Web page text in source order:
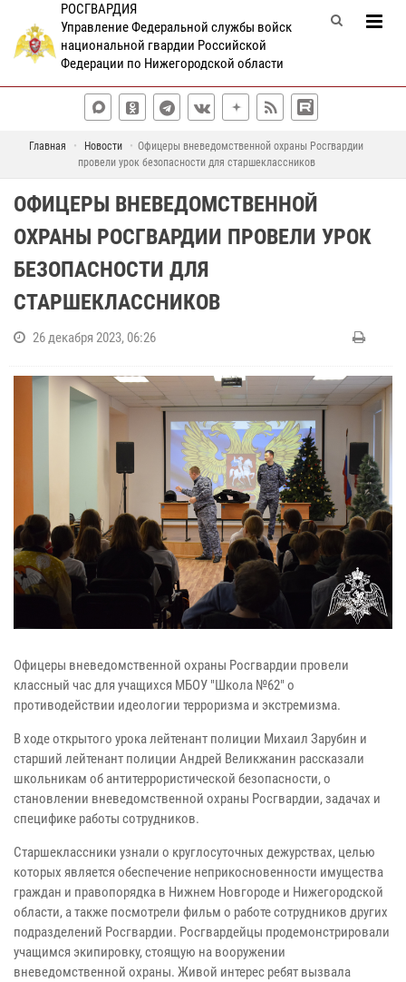
РОСГВАРДИЯ
Управление Федеральной службы войск
национальной гвардии Российской
Федерации по Нижегородской области
Главная Новости
Офицеры вневедомственной охраны Росгвардии
провели урок безопасности для старшеклассников
ОФИЦЕРЫ ВНЕВЕДОМСТВЕННОЙ
ОХРАНЫ РОСГВАРДИИ ПРОВЕЛИ УРОК
БЕЗОПАСНОСТИ ДЛЯ
СТАРШЕКЛАССНИКОВ
26 декабря 2023, 06:26
Офицеры вневедомственной охраны Росгвардии провели
классный час для учащихся МБОУ "Школа №62" о
противодействии идеологии терроризма и экстремизма.
В ходе открытого урока лейтенант полиции Михаил Зарубин и
старший лейтенант полиции Андрей Великжанин рассказали
школьникам об антитеррористической безопасности, о
становлении вневедомственной охраны Росгвардии, задачах и
специфике работы сотрудников.
Старшеклассники узнали о круглосуточных дежурствах, целью
которых является обеспечение неприкосновенности имущества
граждан и правопорядка в Нижнем Новгороде и Нижегородской
области, а также посмотрели фильм о работе сотрудников других
подразделений Росгвардии. Росгвардейцы продемонстрировали
учащимся экипировку, стоящую на вооружении
вневедомственной охраны. Живой интерес ребят вызвала